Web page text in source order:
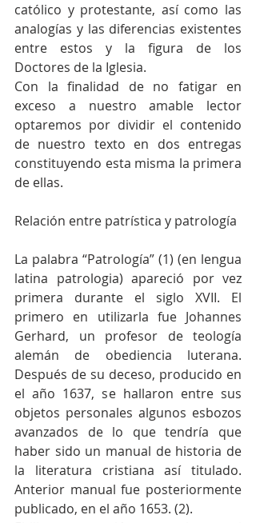
católico y protestante, así como las
analogías y las diferencias existentes
entre estos y la figura de los
Doctores de la Iglesia.
Con la finalidad de no fatigar en
exceso a nuestro amable lector
optaremos por dividir el contenido
de nuestro texto en dos entregas
constituyendo esta misma la primera
de ellas.
Relación entre patrística y patrología
La palabra “Patrología” (1) (en lengua
latina patrologia) apareció por vez
primera durante el siglo XVII. El
primero en utilizarla fue Johannes
Gerhard, un profesor de teología
alemán de obediencia luterana.
Después de su deceso, producido en
el año 1637, se hallaron entre sus
objetos personales algunos esbozos
avanzados de lo que tendría que
haber sido un manual de historia de
la literatura cristiana así titulado.
Anterior manual fue posteriormente
publicado, en el año 1653. (2).